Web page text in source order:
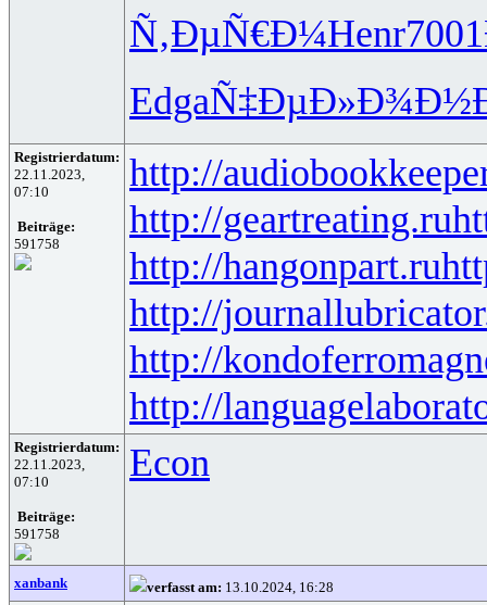
Ñ‚ÐµÑ€Ð¼Henr7001
EdgaÑ‡ÐµÐ»Ð¾
Registrierdatum:
22.11.2023,
07:10
Beiträge:
591758
http://
http://geartreating.ru
http://hangonpart.ru
http://
http://
http://
Registrierdatum:
22.11.2023,
07:10
Beiträge:
591758
Econ
xanbank verfasst am: 13.10.2024, 16:28